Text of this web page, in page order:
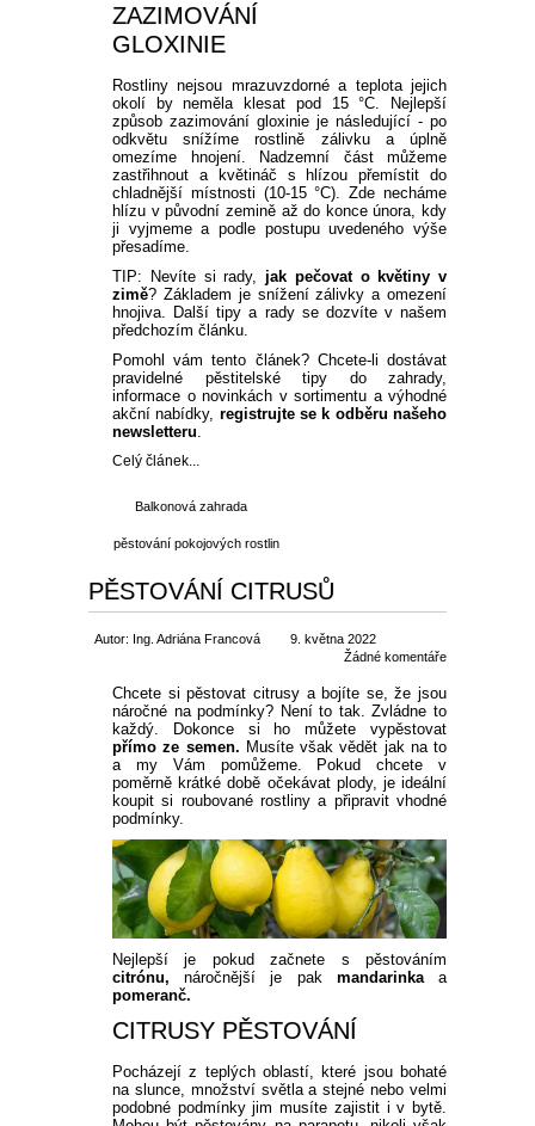
ZAZIMOVÁNÍ
GLOXINIE
Rostliny nejsou mrazuvzdorné a teplota jejich
okolí by neměla klesat pod 15 °C. Nejlepší
způsob zazimování gloxinie je následující - po
odkvětu snížíme rostlině zálivku a úplně
omezíme hnojení. Nadzemní část můžeme
zastřihnout a květináč s hlízou přemístit do
chladnější místnosti (10-15 °C). Zde necháme
hlízu v původní zemině až do konce února, kdy
ji vyjmeme a podle postupu uvedeného výše
přesadíme.
TIP: Nevíte si rady, jak pečovat o květiny v
zimě? Základem je snížení zálivky a omezení
hnojiva. Další tipy a rady se dozvíte v našem
předchozím článku.
Pomohl vám tento článek? Chcete-li dostávat
pravidelné pěstitelské tipy do zahrady,
informace o novinkách v sortimentu a výhodné
akční nabídky, registrujte se k odběru našeho
newsletteru.
Celý článek...
Balkonová zahrada
pěstování pokojových rostlin
PĚSTOVÁNÍ CITRUSŮ
Autor: Ing. Adriána Francová
9. května 2022
Žádné komentáře
Chcete si pěstovat citrusy a bojíte se, že jsou
náročné na podmínky? Není to tak. Zvládne to
každý. Dokonce si ho můžete vypěstovat
přímo ze semen. Musíte však vědět jak na to
a my Vám pomůžeme. Pokud chcete v
poměrně krátké době očekávat plody, je ideální
koupit si roubované rostliny a připravit vhodné
podmínky.
Nejlepší je pokud začnete s pěstováním
citrónu, náročnější je pak mandarinkaa
pomeranč.
CITRUSY PĚSTOVÁNÍ
Pocházejí z teplých oblastí, které jsou bohaté
na slunce, množství světla a stejné nebo velmi
podobné podmínky jim musíte zajistit i v bytě.